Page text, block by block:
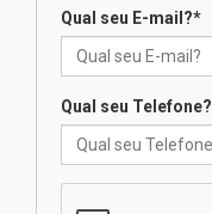
Qual seu E-mail?*
Qual seu Telefone?